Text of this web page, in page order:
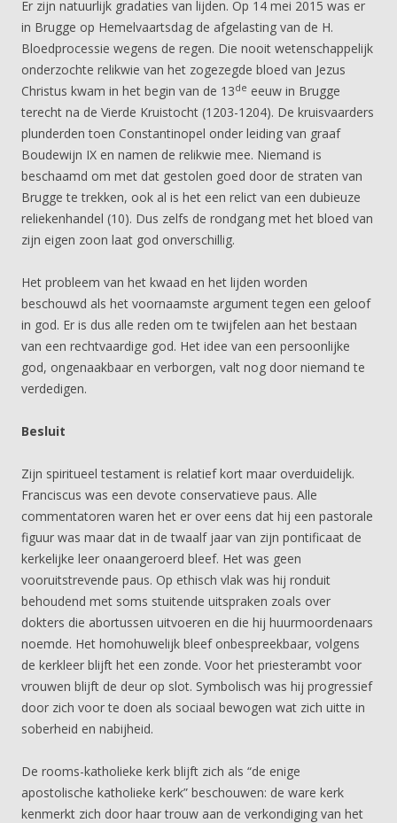
Er zijn natuurlijk gradaties van lijden. Op 14 mei 2015 was er
in Brugge op Hemelvaartsdag de afgelasting van de H.
Bloedprocessie wegens de regen. Die nooit wetenschappelijk
onderzochte relikwie van het zogezegde bloed van Jezus
Christus kwam in het begin van de 13de eeuw in Brugge
terecht na de Vierde Kruistocht (1203-1204). De kruisvaarders
plunderden toen Constantinopel onder leiding van graaf
Boudewijn IX en namen de relikwie mee. Niemand is
beschaamd om met dat gestolen goed door de straten van
Brugge te trekken, ook al is het een relict van een dubieuze
reliekenhandel (10). Dus zelfs de rondgang met het bloed van
zijn eigen zoon laat god onverschillig.
Het probleem van het kwaad en het lijden worden
beschouwd als het voornaamste argument tegen een geloof
in god. Er is dus alle reden om te twijfelen aan het bestaan
van een rechtvaardige god. Het idee van een persoonlijke
god, ongenaakbaar en verborgen, valt nog door niemand te
verdedigen.
Besluit
Zijn spiritueel testament is relatief kort maar overduidelijk.
Franciscus was een devote conservatieve paus. Alle
commentatoren waren het er over eens dat hij een pastorale
figuur was maar dat in de twaalf jaar van zijn pontificaat de
kerkelijke leer onaangeroerd bleef. Het was geen
vooruitstrevende paus. Op ethisch vlak was hij ronduit
behoudend met soms stuitende uitspraken zoals over
dokters die abortussen uitvoeren en die hij huurmoordenaars
noemde. Het homohuwelijk bleef onbespreekbaar, volgens
de kerkleer blijft het een zonde. Voor het priesterambt voor
vrouwen blijft de deur op slot. Symbolisch was hij progressief
door zich voor te doen als sociaal bewogen wat zich uitte in
soberheid en nabijheid.
De rooms-katholieke kerk blijft zich als “de enige
apostolische katholieke kerk” beschouwen: de ware kerk
kenmerkt zich door haar trouw aan de verkondiging van het